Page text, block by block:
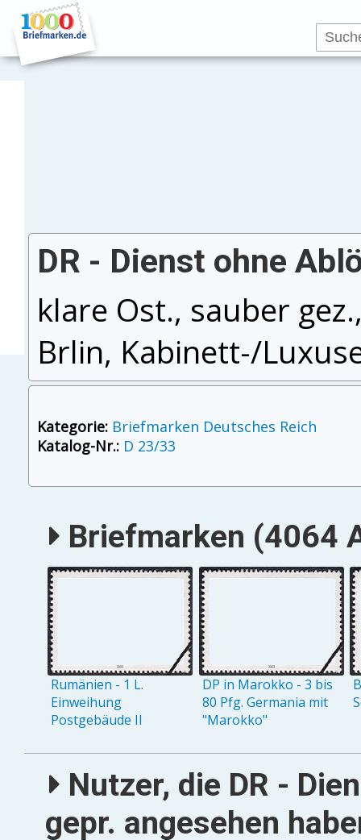
DR - Dienst ohne
klare Ost., sauber
Brlin, Kabinett-/
Kategorie: Briefmarken Deutsches Reich
Katalog-Nr.: D 23/33
Briefmarken (4064
Rumänien - 1 L.
Einweihung
Postgebäude II
DP in Marokko - 3 bis
80 Pfg. Germania mit
"Marokko"
Nutzer, die DR -
gepr. angesehen